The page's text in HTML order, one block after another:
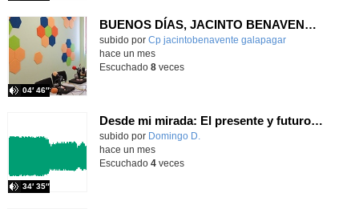
BUENOS DÍAS, JACINTO BENAVENTE: viernes, 19 de junio de 2026
Contenido educativo.
subido por Cp jacintobenavente galapagar
04′ 46″
-
hace un mes
Escuchado 8veces
Desde mi mirada: El presente y futuro del Aula TEA
Contenido educativo.
subido por Domingo D.
34′ 35″
hace un mes
Escuchado 4veces